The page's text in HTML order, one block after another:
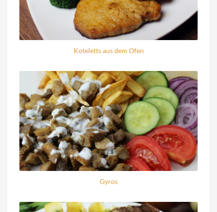
Koteletts aus dem Ofen
Gyros